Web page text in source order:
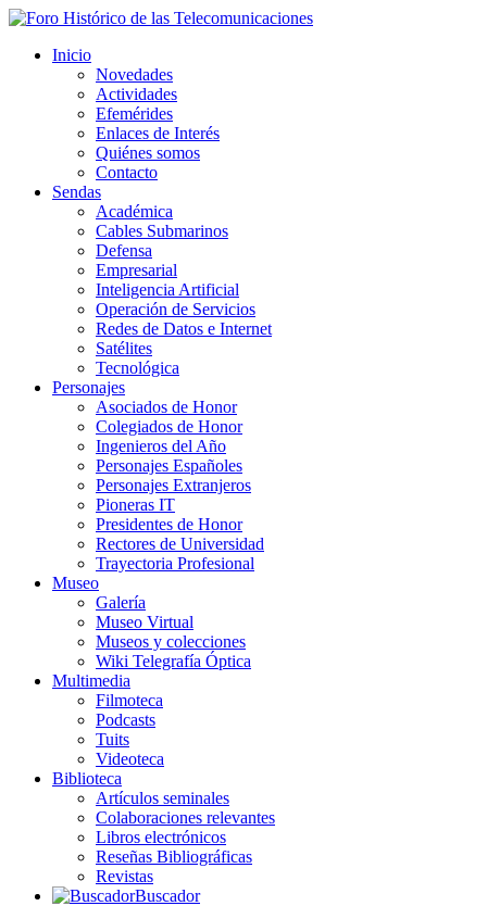
Inicio
Novedades
Actividades
Efemérides
Enlaces de Interés
Quiénes somos
Contacto
Sendas
Académica
Cables Submarinos
Defensa
Empresarial
Inteligencia Artificial
Operación de Servicios
Redes de Datos e Internet
Satélites
Tecnológica
Personajes
Asociados de Honor
Colegiados de Honor
Ingenieros del Año
Personajes Españoles
Personajes Extranjeros
Pioneras IT
Presidentes de Honor
Rectores de Universidad
Trayectoria Profesional
Museo
Galería
Museo Virtual
Museos y colecciones
Wiki Telegrafía Óptica
Multimedia
Filmoteca
Podcasts
Tuits
Videoteca
Biblioteca
Artículos seminales
Colaboraciones relevantes
Libros electrónicos
Reseñas Bibliográficas
Revistas
Buscador